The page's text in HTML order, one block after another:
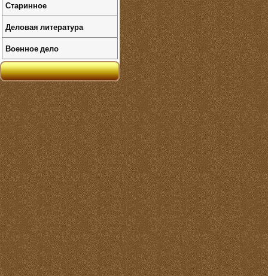
Старинное
Деловая литература
Военное дело